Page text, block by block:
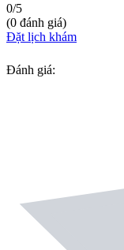
0/5
(0 đánh giá)
Đặt lịch khám
Đánh giá: